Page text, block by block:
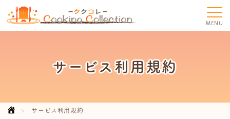
MENU
サービス利用規約
サービス利用規約